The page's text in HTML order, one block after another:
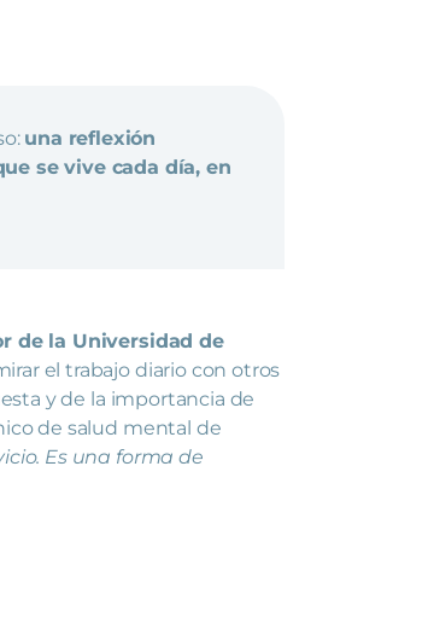
una reflexión
se vive cada día, en
de la Universidad de
el trabajo diario con otros
y de la importancia de
de salud mental de
Es una forma de